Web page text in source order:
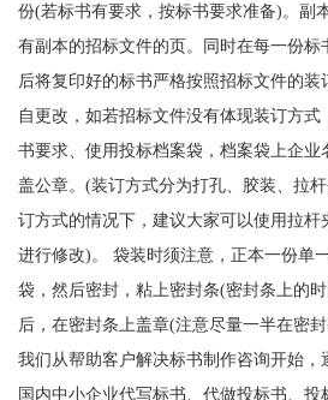
份(若标书有要求，按标书要求准备)。副
有副本的招标文件的页。同时在每一份标
后将复印好的标书严格按照招标文件的
自更改，如若招标文件没有体现装订方
书要求、使用投标档案袋，档案袋上企业
盖公章。(装订方式分为打孔、胶装、拉
订方式的情况下，建议大家可以使用拉
进行修改)。 袋装时须注意，正本一份单
袋，然后密封，粘上密封条(密封条上的
后，在密封条上盖章(注意尽量一半在密
我们从帮助客户解决标书制作咨询开始，
国内中小企业代写标书、代做投标书、投